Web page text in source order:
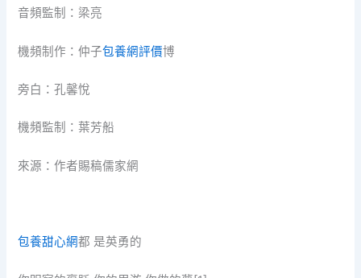
音頻監制：梁亮
機頻制作：仲子包養網評價博
旁白：孔馨悅
機頻監制：葉芳船
來源：作者賜稿儒家網
包養甜心網都 是英勇的